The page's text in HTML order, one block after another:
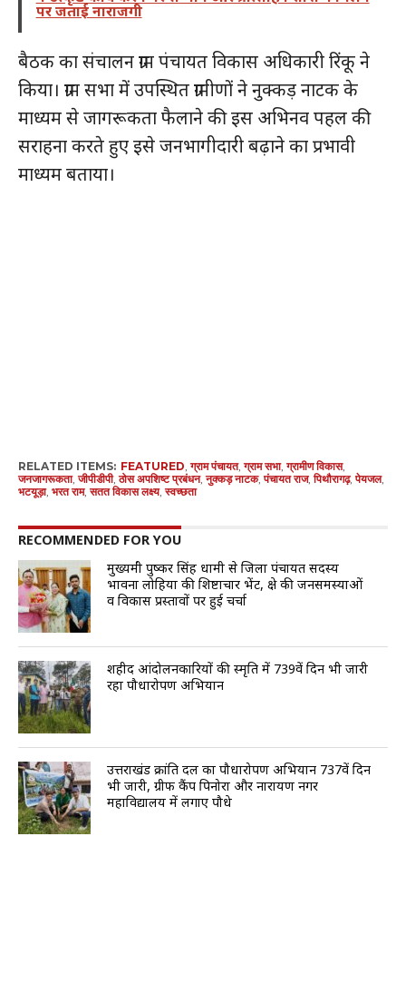
पर जताई नाराजगी
बैठक का संचालन ग्राम पंचायत विकास अधिकारी रिंकू ने
किया। ग्राम सभा में उपस्थित ग्रामीणों ने नुक्कड़ नाटक के
माध्यम से जागरूकता फैलाने की इस अभिनव पहल की
सराहना करते हुए इसे जनभागीदारी बढ़ाने का प्रभावी
माध्यम बताया।
RELATED ITEMS: FEATURED,ग्राम पंचायत,ग्राम सभा,ग्रामीण विकास,
जनजागरूकता,जीपीडीपी,ठोस अपशिष्ट प्रबंधन,नुक्कड़ नाटक,पंचायत राज,पिथौरागढ़,पेयजल,
भटयूड़ा, भरत राम,सतत विकास लक्ष्य,स्वच्छता
RECOMMENDED FOR YOU
मुख्यमंत्री पुष्कर सिंह धामी से जिला पंचायत सदस्य
भावना लोहिया की शिष्टाचार भेंट, क्षेत्र की जनसमस्याओं
व विकास प्रस्तावों पर हुई चर्चा
शहीद आंदोलनकारियों की स्मृति में 739वें दिन भी जारी
रहा पौधारोपण अभियान
उत्तराखंड क्रांति दल का पौधारोपण अभियान 737वें दिन
भी जारी, ग्रीफ कैंप पिनोरा और नारायण नगर
महाविद्यालय में लगाए पौधे